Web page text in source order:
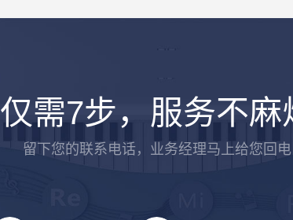
仅需7步，服务不麻
留下您的联系电话，业务经理马上给您回电